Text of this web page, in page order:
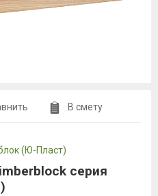
В смету
(Ю-Пласт)
серия